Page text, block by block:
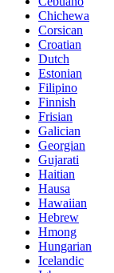
Chichewa
Corsican
Croatian
Dutch
Estonian
Filipino
Finnish
Frisian
Galician
Georgian
Gujarati
Haitian
Hausa
Hawaiian
Hebrew
Hmong
Hungarian
Icelandic